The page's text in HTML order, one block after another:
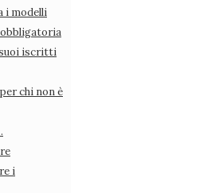
i modelli
iscritti
chi non è
i
i modelli
obbligatoria
i suoi iscritti
per chi non è socio